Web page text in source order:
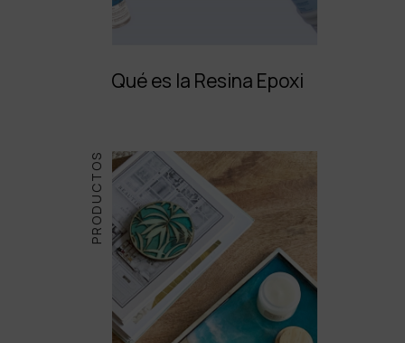
Qué es la Resina Epoxi
PRODUCTOS